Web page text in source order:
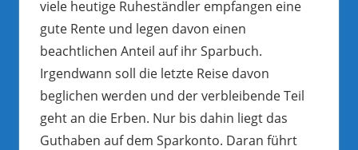
viele heutige Ruheständler empfangen eine
gute Rente und legen davon einen
beachtlichen Anteil auf ihr Sparbuch.
Irgendwann soll die letzte Reise davon
beglichen werden und der verbleibende Teil
geht an die Erben. Nur bis dahin liegt das
Guthaben auf dem Sparkonto. Daran führt